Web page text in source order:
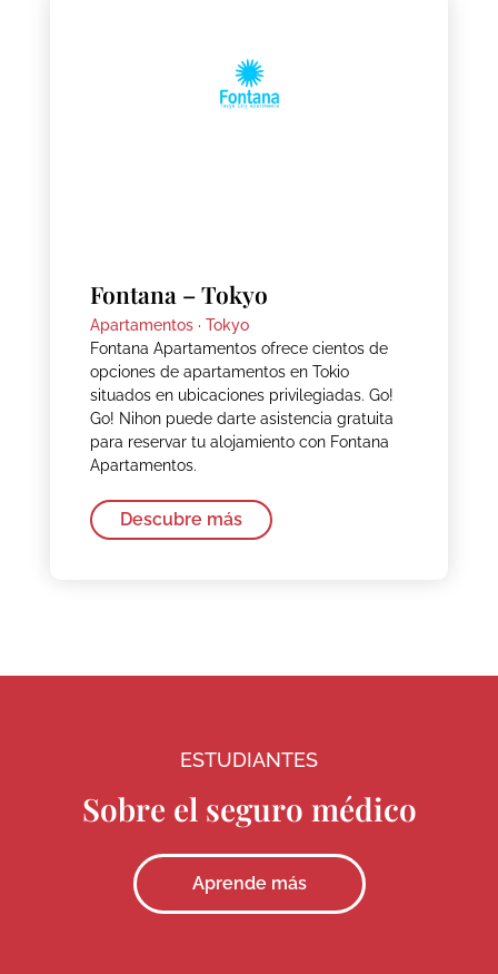
Fontana – Tokyo
Apartamentos · Tokyo
Fontana Apartamentos ofrece cientos de
opciones de apartamentos en Tokio
situados en ubicaciones privilegiadas. Go!
Go! Nihon puede darte asistencia gratuita
para reservar tu alojamiento con Fontana
Apartamentos.
Descubre más
ESTUDIANTES
Sobre el seguro médico
Aprende más